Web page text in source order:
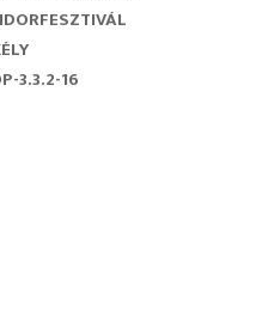
3.3.2-16